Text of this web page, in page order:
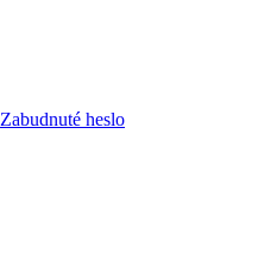
Zabudnuté heslo